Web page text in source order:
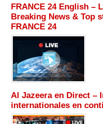
FRANCE 24 English –
Breaking News & Top
FRANCE 24
Al Jazeera en Direct –
internationales en